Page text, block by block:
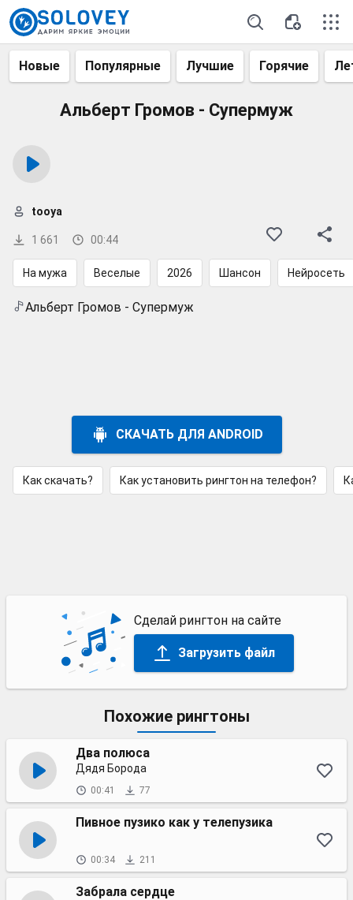
Новые Популярные Лучшие Горячие
Альберт Громов - Супермуж
1 661 00:44
tooya
На мужа Веселые 2026 Шансон Нейросеть
Альберт Громов - Супермуж
СКАЧАТЬ ДЛЯ ANDROID
Как скачать? Как установить рингтон на телефон?
Сделай рингтон на сайте
Загрузить файл
Похожие рингтоны
Два полюса
Дядя Борода
00:41 77
Пивное пузико как у телепузика
00:34 211
Забрала сердце